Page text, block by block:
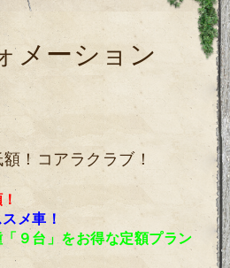
メーション
！コアラクラブ！
メ車！
９台」をお得な定額プラン